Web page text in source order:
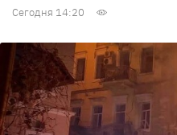
Сегодня 14:20